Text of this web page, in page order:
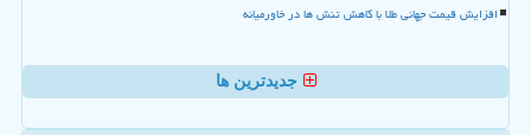
افزایش قیمت جهانی طلا با کاهش تنش ها در خاورمیانه
جدیدترین ها